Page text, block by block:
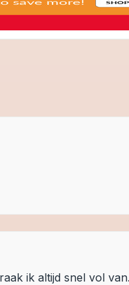
ik altijd snel vol